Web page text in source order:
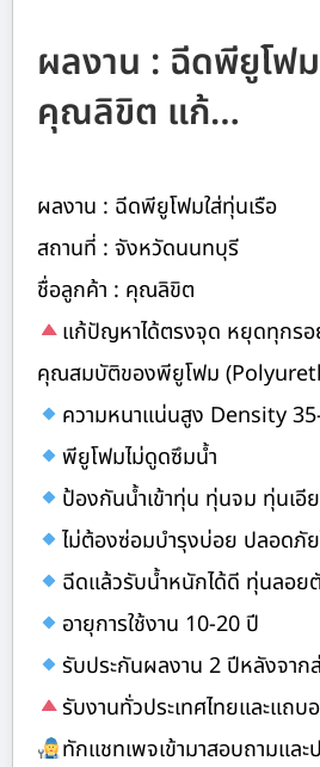
ผลงาน : ฉีดพียูโฟ
คุณลิขิต แก้…
ผลงาน : ฉีดพียูโฟมใส่ทุ่นเรือ
สถานที่ : จังหวัดนนทบุรี
ชื่อลูกค้า : คุณลิขิต
แก้ปัญหาได้ตรงจุด หยุดทุกรอ
คุณสมบัติของพียูโฟม
ความหนาแน่นสูง Density
พียูโฟมไม่ดูดซึมน้ำ
ป้องกันน้ำเข้าทุ่น ทุ่นจม ทุ่นเอี
ไม่ต้องซ่อมบำรุงบ่อย ปลอดภั
ฉีดแล้วรับน้ำหนักได้ดี ทุ่นลอย
อายุการใช้งาน 10-20 ปี
รับประกันผลงาน 2 ปีหลังจาก
รับงานทั่วประเทศไทยและแถบ
ทักแชทเพจเข้ามาสอบถามแล